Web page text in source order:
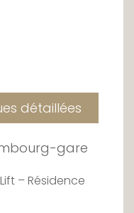
détaillées
gare
– Résidence